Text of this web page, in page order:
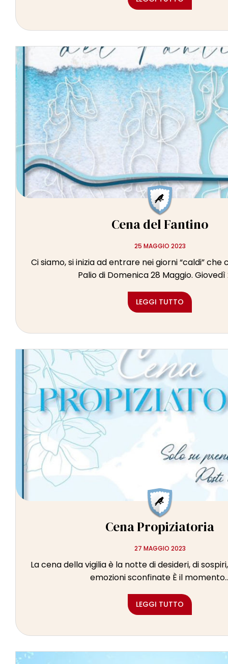
Cena del Fantino
25 MAGGIO 2023
Ci siamo, si inizia ad entrare nei giorni “caldi”
Palio di Domenica 28 Maggio. Giovedì
LEGGI TUTTO
Cena Propiziatoria
27 MAGGIO 2023
La cena della vigilia è la notte di desideri, di
emozioni sconfinate È il
LEGGI TUTTO